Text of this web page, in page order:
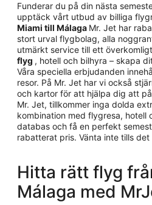
Funderar du på din nästa
upptäck vårt utbud av billiga
Miami till Málaga Mr. Jet har
stort urval flygbolag, alla
utmärkt service till ett
flyg , hotell och bilhyra – skapa
Våra speciella erbjudanden
resor. På Mr. Jet har vi också
och kartor för att hjälpa dig att
Mr. Jet, tillkommer inga dolda
kombination med flygresa, hotell
databas och få en perfekt
rabatterat pris. Vänta inte tills det
Hitta rätt flyg
Málaga med